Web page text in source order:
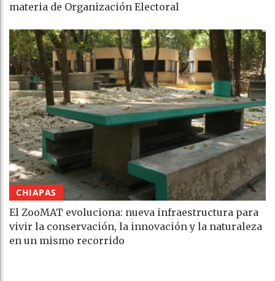
materia de Organización Electoral
CHIAPAS
El ZooMAT evoluciona: nueva infraestructura para
vivir la conservación, la innovación y la naturaleza
en un mismo recorrido